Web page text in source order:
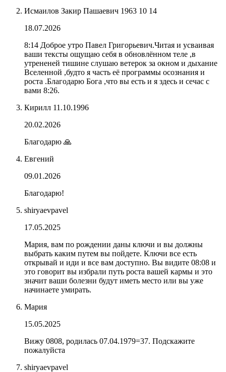
Исмаилов Закир Пашаевич 1963 10 14
18.07.2026
8:14 Доброе утро Павел Григорьевич.Читая и усваивая
ваши тексты ощущаю себя в обновлённом теле ,в
утрененей тишине слушаю ветерок за окном и дыхание
Вселенной ,будто я часть её программы осознания и
роста .Благодарю Бога ,что вы есть и я здесь и сечас с
вами 8:26.
Кирилл 11.10.1996
20.02.2026
Благодарю 🙏
Евгений
09.01.2026
Благодарю!
shiryaevpavel
17.05.2025
Мария, вам по рождении даны ключи и вы должны
выбрать каким путем вы пойдете. Ключи все есть
открывай и иди и все вам доступно. Вы видите 08:08 и
это говорит вы избрали путь роста вашей кармы и это
значит ваши болезни будут иметь место или вы уже
начинаете умирать.
Мария
15.05.2025
Вижу 0808, родилась 07.04.1979=37. Подскажите
пожалуйста
shiryaevpavel